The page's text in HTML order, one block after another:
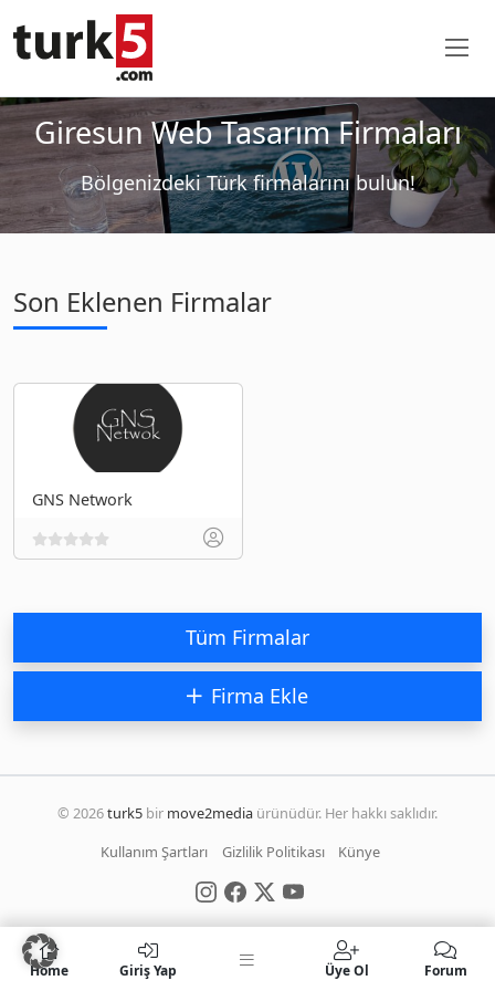
Giresun Web Tasarım Firmaları
Bölgenizdeki Türk firmalarını bulun!
Son Eklenen Firmalar
GNS Network
Tüm Firmalar
Firma Ekle
© 2026turk5 bir move2media ürünüdür. Her hakkı saklıdır.
Kullanım Şartları
Gizlilik Politikası Künye
Home Giriş Yap Üye Ol Forum